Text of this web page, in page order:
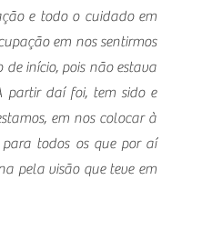
e todo o cuidado em
em nos sentirmos
início, pois não estava
partir daí foi, tem sido e
em nos colocar à
todos os que por aí
pela visão que teve em